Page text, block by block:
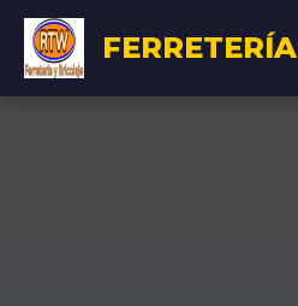
FERRETERÍA